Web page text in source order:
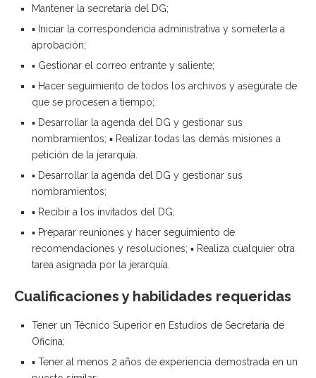
Mantener la secretaría del DG;
▪ Iniciar la correspondencia administrativa y someterla a
aprobación;
▪ Gestionar el correo entrante y saliente;
▪ Hacer seguimiento de todos los archivos y asegúrate de
que se procesen a tiempo;
▪ Desarrollar la agenda del DG y gestionar sus
nombramientos; ▪ Realizar todas las demás misiones a
petición de la jerarquía.
▪ Desarrollar la agenda del DG y gestionar sus
nombramientos;
▪ Recibir a los invitados del DG;
▪ Preparar reuniones y hacer seguimiento de
recomendaciones y resoluciones; ▪ Realiza cualquier otra
tarea asignada por la jerarquía.
Cualificaciones y habilidades requeridas
Tener un Técnico Superior en Estudios de Secretaría de
Oficina;
▪ Tener al menos 2 años de experiencia demostrada en un